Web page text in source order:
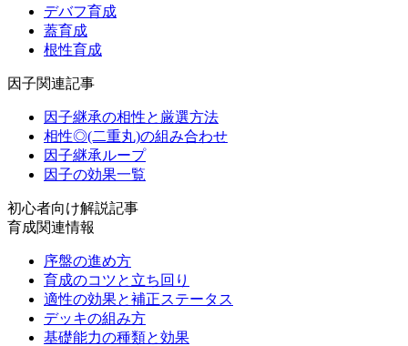
デバフ育成
蓋育成
根性育成
因子関連記事
因子継承の相性と厳選方法
相性◎(二重丸)の組み合わせ
因子継承ループ
因子の効果一覧
初心者向け解説記事
育成関連情報
序盤の進め方
育成のコツと立ち回り
適性の効果と補正ステータス
デッキの組み方
基礎能力の種類と効果